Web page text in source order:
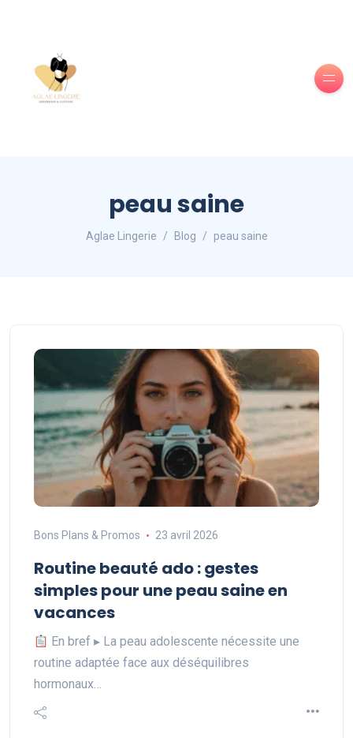
peau saine
Aglae Lingerie Blog peau saine
Bons Plans & Promos 23 avril 2026
Routine beauté ado : gestes
simples pour une peau saine en
vacances
En bref ▸ La peau adolescente nécessite une
routine adaptée face aux déséquilibres
hormonaux…